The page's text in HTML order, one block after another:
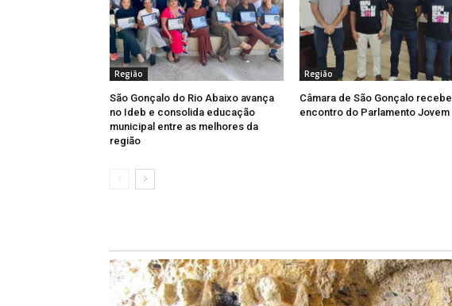
Região
São Gonçalo do Rio Abaixo avança
no Ideb e consolida educação
municipal entre as melhores da
região
Região
Câmara de São Gonçalo recebe
encontro do Parlamento Jovem